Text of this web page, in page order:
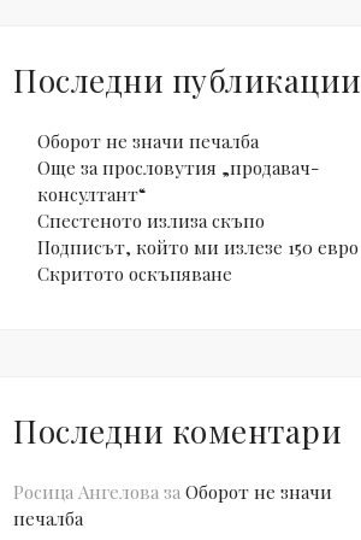
Последни публикации
Оборот не значи печалба
Още за прословутия „продавач-
консултант“
Спестеното излиза скъпо
Подписът, който ми излезе 150 евро
Скритото оскъпяване
Последни коментари
Росица Ангелова за Оборот не значи
печалба